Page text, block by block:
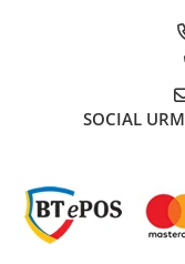
Filosofie, Stiinte
Alimentatie
Arte si tehnici culinare
Bauturi si cocktailuri
SOCIAL